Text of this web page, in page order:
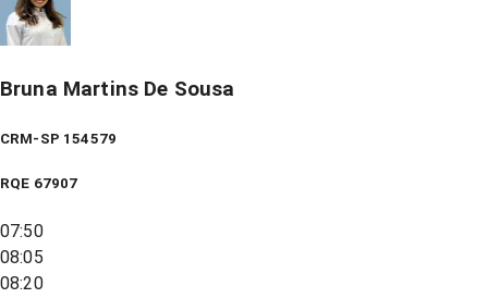
Bruna Martins De Sousa
CRM-SP 154579
RQE 67907
07:50
08:05
08:20